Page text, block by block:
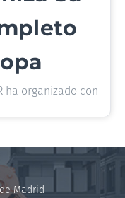
ha organizado con
Madrid